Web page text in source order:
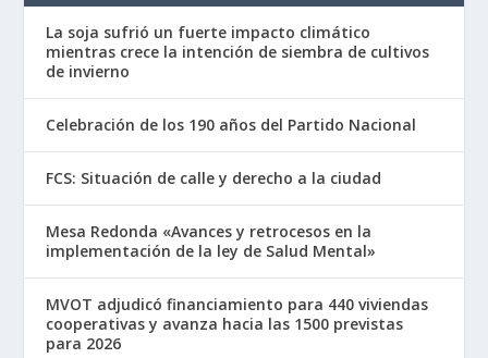
La soja sufrió un fuerte impacto climático
mientras crece la intención de siembra de cultivos
de invierno
Celebración de los 190 años del Partido Nacional
FCS: Situación de calle y derecho a la ciudad
Mesa Redonda «Avances y retrocesos en la
implementación de la ley de Salud Mental»
MVOT adjudicó financiamiento para 440 viviendas
cooperativas y avanza hacia las 1500 previstas
para 2026